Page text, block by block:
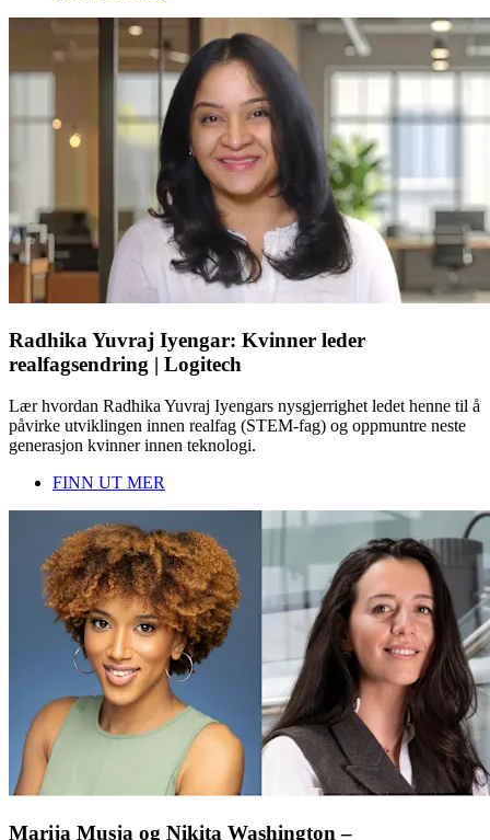
Radhika Yuvraj Iyengar: Kvinner leder
realfagsendring | Logitech
Lær hvordan Radhika Yuvraj Iyengars nysgjerrighet ledet henne til å
påvirke utviklingen innen realfag (STEM-fag) og oppmuntre neste
generasjon kvinner innen teknologi.
FINN UT MER
Marija Musja og Nikita Washington –